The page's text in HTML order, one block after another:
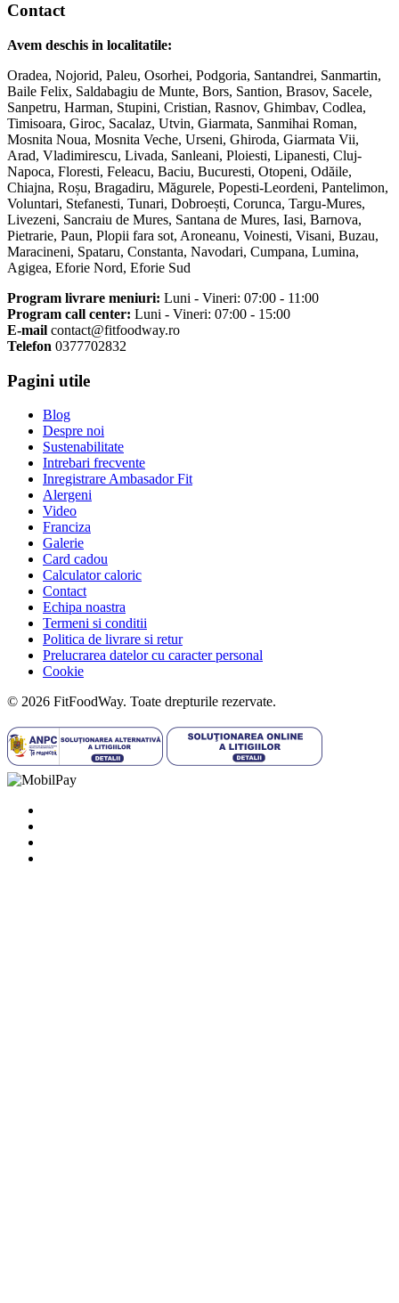
Contact
Avem deschis in localitatile:
Oradea, Nojorid, Paleu, Osorhei, Podgoria, Santandrei, Sanmartin,
Baile Felix, Saldabagiu de Munte, Bors, Santion, Brasov, Sacele,
Sanpetru, Harman, Stupini, Cristian, Rasnov, Ghimbav, Codlea,
Timisoara, Giroc, Sacalaz, Utvin, Giarmata, Sanmihai Roman,
Mosnita Noua, Mosnita Veche, Urseni, Ghiroda, Giarmata Vii,
Arad, Vladimirescu, Livada, Sanleani, Ploiesti, Lipanesti, Cluj-
Napoca, Floresti, Feleacu, Baciu, Bucuresti, Otopeni, Odăile,
Chiajna, Roșu, Bragadiru, Măgurele, Popesti-Leordeni, Pantelimon,
Voluntari, Stefanesti, Tunari, Dobroești, Corunca, Targu-Mures,
Livezeni, Sancraiu de Mures, Santana de Mures, Iasi, Barnova,
Pietrarie, Paun, Plopii fara sot, Aroneanu, Voinesti, Visani, Buzau,
Maracineni, Spataru, Constanta, Navodari, Cumpana, Lumina,
Agigea, Eforie Nord, Eforie Sud
Program livrare meniuri: Luni - Vineri: 07:00 - 11:00
Program call center: Luni - Vineri: 07:00 - 15:00
E-mail contact@fitfoodway.ro
Telefon 0377702832
Pagini utile
Blog
Despre noi
Sustenabilitate
Intrebari frecvente
Inregistrare Ambasador Fit
Alergeni
Video
Franciza
Galerie
Card cadou
Calculator caloric
Contact
Echipa noastra
Termeni si conditii
Politica de livrare si retur
Prelucrarea datelor cu caracter personal
Cookie
© 2026 FitFoodWay. Toate drepturile rezervate.